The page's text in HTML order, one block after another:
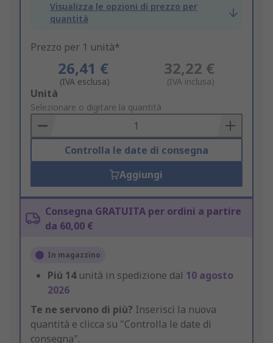
Visualizza le opzioni di prezzo per
quantità
Prezzo per 1 unità*
26,41 €
(IVA esclusa)
32,22 €
(IVA inclusa)
Add
to
Basket
Unità
Selezionare o digitare la quantità
Controlla le date di consegna
Aggiungi
Consegna GRATUITA per ordini a partire
da 60,00 €
In magazzino
Più 14 unità in spedizione dal 10 agosto
2026
Te ne servono di più? Inserisci la nuova
quantità e clicca su "Controlla le date di
consegna".